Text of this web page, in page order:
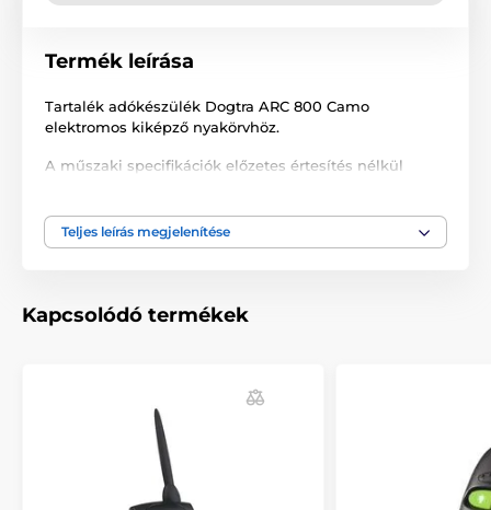
Termék leírása
Tartalék adókészülék Dogtra ARC 800 Camo
elektromos kiképző nyakörvhöz.
A műszaki specifikációk előzetes értesítés nélkül
Tartozékok kiképző nyakörvek
Teljes leírás megjelenítése
Kapcsolódó termékek